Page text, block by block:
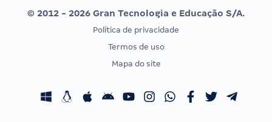
Vunesp
CONCURSOS POR PROFISSÃO
Concursos Fiscais
EXAME DE ORDEM
Calendário OAB
© 2012 - 2026 Gran Tecnologia e Educação S/A.
Política de privacidade
Termos de uso
Mapa do site